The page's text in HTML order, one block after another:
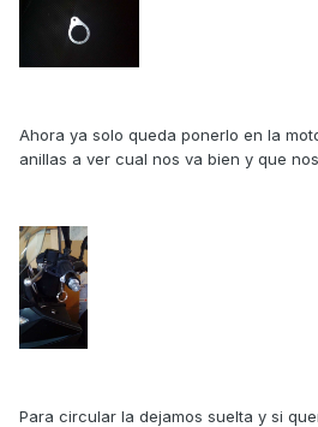
Ahora ya solo queda ponerlo en la
anillas a ver cual nos va bien y que
Para circular la dejamos suelta y si